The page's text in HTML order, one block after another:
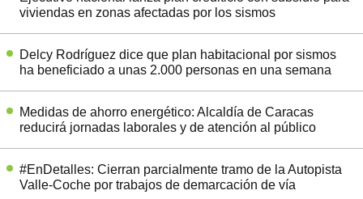
viviendas en zonas afectadas por los sismos
Delcy Rodríguez dice que plan habitacional por sismos
ha beneficiado a unas 2.000 personas en una semana
Medidas de ahorro energético: Alcaldía de Caracas
reducirá jornadas laborales y de atención al público
#EnDetalles: Cierran parcialmente tramo de la Autopista
Valle-Coche por trabajos de demarcación de vía